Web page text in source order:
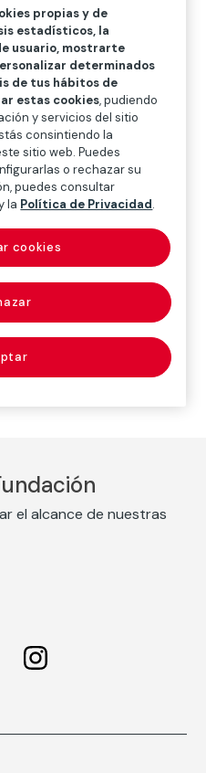
S T
U
Z
seguros
fedatario público, en el
de
apertura de crédito
el alcance de nuestras
propias y de
estadísticos, la
usuario, mostrarte
determinados
de tus hábitos de
estas cookies, pudiendo
y servicios del sitio
consintiendo la
sitio web. Puedes
o rechazar su
puedes consultar
la Política de Privacidad.
cookies